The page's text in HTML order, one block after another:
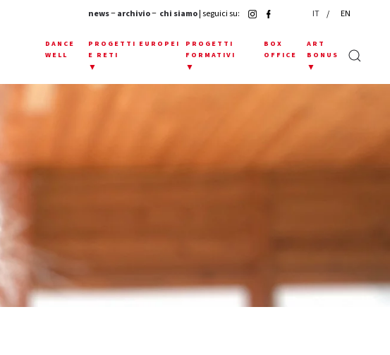
news−archivio− chi siamo| seguici su: IT EN
DANCE
WELL
PROGETTI EUROPEI
E RETI
▼
PROGETTI
FORMATIVI
▼
BOX
OFFICE
ART
BONUS
▼